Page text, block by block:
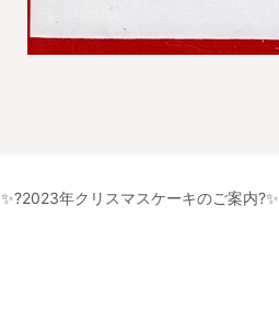
✨?2023年クリスマスケーキのご案内?✨